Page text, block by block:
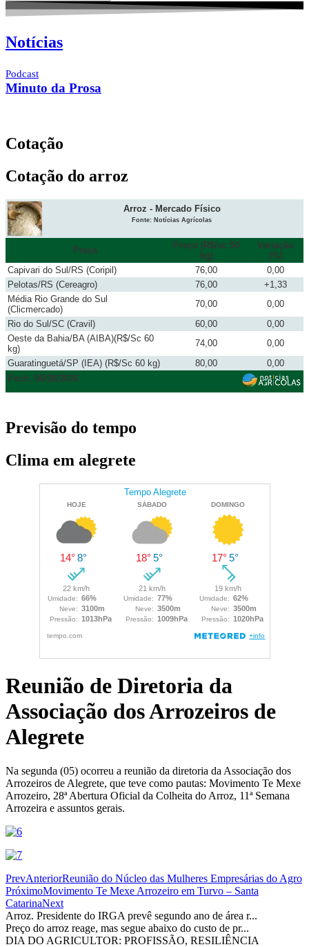
Notícias
Podcast
Minuto da Prosa
Cotação
Cotação do arroz
Arroz - Mercado Físico
Fonte: Notícias Agrícolas
Praça
Preço (R$/sc 50
kg)
Variação
(%)
Capivari do Sul/RS (Coripil)
76,00
0,00
Pelotas/RS (Cereagro)
76,00
+1,33
Média Rio Grande do Sul
(Clicmercado)
70,00
0,00
Rio do Sul/SC (Cravil)
60,00
0,00
Oeste da Bahia/BA (AIBA)(R$/Sc 60
kg)
74,00
0,00
Guaratinguetá/SP (IEA) (R$/Sc 60 kg)
80,00
0,00
Fech. 06/08/2026
Previsão do tempo
Clima em alegrete
Reunião de Diretoria da
Associação dos Arrozeiros de
Alegrete
Na segunda (05) ocorreu a reunião da diretoria da Associação dos
Arrozeiros de Alegrete, que teve como pautas: Movimento Te Mexe
Arrozeiro, 28ª Abertura Oficial da Colheita do Arroz, 11ª Semana
Arrozeira e assuntos gerais.
PrevAnteriorReunião do Núcleo das Mulheres Empresárias do Agro
PróximoMovimento Te Mexe Arrozeiro em Turvo – Santa
CatarinaNext
Arroz. Presidente do IRGA prevê segundo ano de área r...
Preço do arroz reage, mas segue abaixo do custo de pr...
DIA DO AGRICULTOR: PROFISSÃO, RESILIÊNCIA